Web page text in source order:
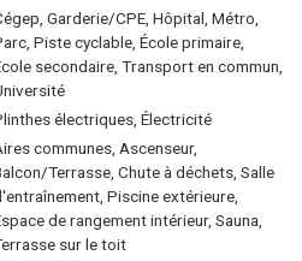
Garderie/CPE, Hôpital, Métro,
Piste cyclable, École primaire,
secondaire, Transport en commun,
électriques, Électricité
communes, Ascenseur,
Terrasse, Chute à déchets, Salle
Piscine extérieure,
de rangement intérieur, Sauna,
sur le toit